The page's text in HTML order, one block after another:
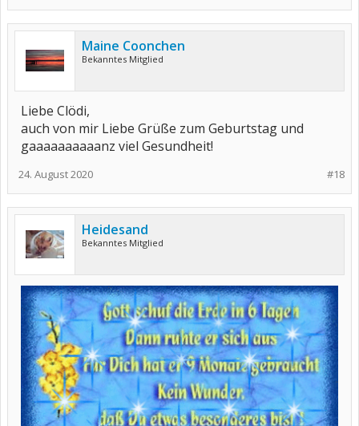
Maine Coonchen
Bekanntes Mitglied
Liebe Clödi,
auch von mir Liebe Grüße zum Geburtstag und
gaaaaaaaaaanz viel Gesundheit!
#18
24. August 2020
Heidesand
Bekanntes Mitglied